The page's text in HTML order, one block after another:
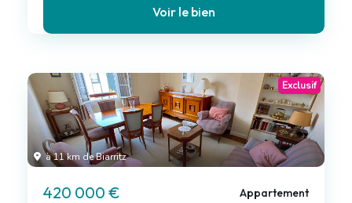
Voir le bien
à 11 km de Biarritz
Exclusif
420 000 € Appartement